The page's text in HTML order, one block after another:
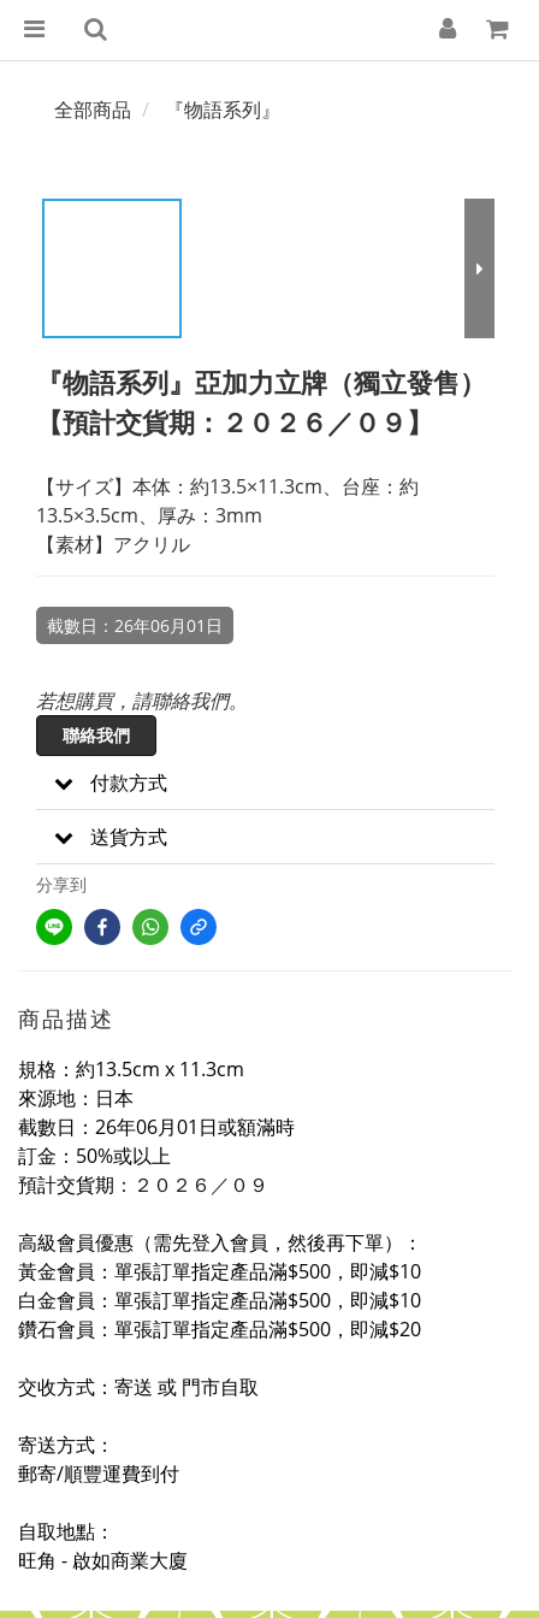
全部商品 『物語系列』
『物語系列』亞加力立牌（獨立發售）
【預計交貨期：２０２６／０９】
【サイズ】本体：約13.5×11.3cm、台座：約
13.5×3.5cm、厚み：3mm
【素材】アクリル
截數日：26年06月01日
若想購買，請聯絡我們。
聯絡我們
付款方式
送貨方式
分享到
商品描述
規格：約13.5cm x 11.3cm
來源地：日本
截數日：26年06月01日或額滿時
訂金：50%或以上
預計交貨期 ：２０２６／０ ９
高級會員優惠（需先登入會員，然後再下單）：
黃金會員：單張訂單指定產品滿$500，即減$10
白金會員：單張訂單指定產品滿$500，即減$10
鑽石會員：單張訂單指定產品滿$500，即減$20
交收方式：寄送 或 門市自取
寄送方式：
郵寄/順豐運費到付
自取地點：
旺角 - 啟如商業大廈